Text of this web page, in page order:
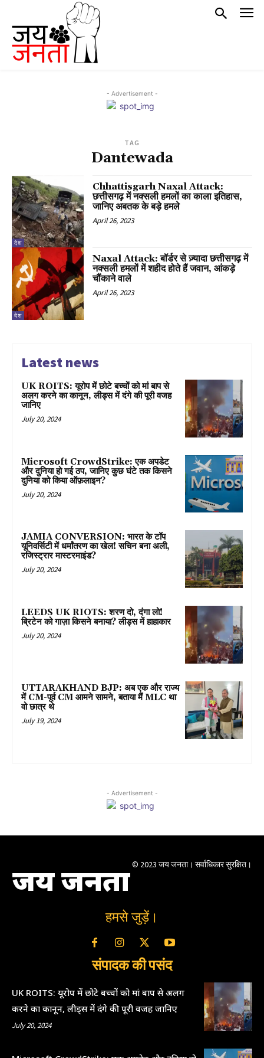
- Advertisement -
TAG
Dantewada
देश
Chhattisgarh Naxal Attack:
छत्तीसगढ़ में नक्सली हमलों का काला इतिहास,
जानिए अबतक के बड़े हमले
April 26, 2023
देश
Naxal Attack: बॉर्डर से ज़्यादा छत्तीसगढ़ में
नक्सली हमलों में शहीद होते हैं जवान, आंकड़े
चौंकाने वाले
April 26, 2023
Latest news
UK ROITS: यूरोप में छोटे बच्चों को मां बाप से
अलग करने का कानून, लीड्स में दंगे की पूरी वजह
जानिए
July 20, 2024
Microsoft CrowdStrike: एक अपडेट
और दुनिया हो गई ठप, जानिए कुछ घंटे तक किसने
दुनिया को किया ऑफ़लाइन?
July 20, 2024
JAMIA CONVERSION: भारत के टॉप
यूनिवर्सिटी में धर्मांतरण का खेल! सचिन बना अली,
रजिस्ट्रार मास्टरमाइंड?
July 20, 2024
LEEDS UK RIOTS: शरण दो, दंगा लो!
ब्रिटेन को गाज़ा किसने बनाया? लीड्स में हाहाकार
July 20, 2024
UTTARAKHAND BJP: अब एक और राज्य
में CM-पूर्व CM आमने सामने, बताया मैं MLC था
वो छात्र थे
July 19, 2024
- Advertisement -
जय जनता © 2023 जय जनता। सर्वाधिकार सुरक्षित।
हमसे जुड़ें।
संपादक की पसंद
UK ROITS: यूरोप में छोटे बच्चों को मां बाप से अलग
करने का कानून, लीड्स में दंगे की पूरी वजह जानिए
July 20, 2024